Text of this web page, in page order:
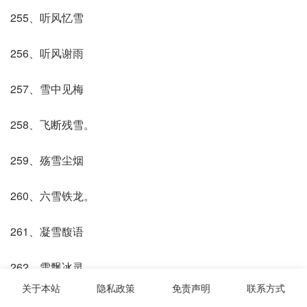
255、听风忆雪
256、听风谢雨
257、雪中见梅
258、飞断残雪。
259、殇雪尘烟
260、六雪铁龙。
261、凝雪馥语
262、雪飘冰灵
关于本站 隐私政策 免责声明 联系方式